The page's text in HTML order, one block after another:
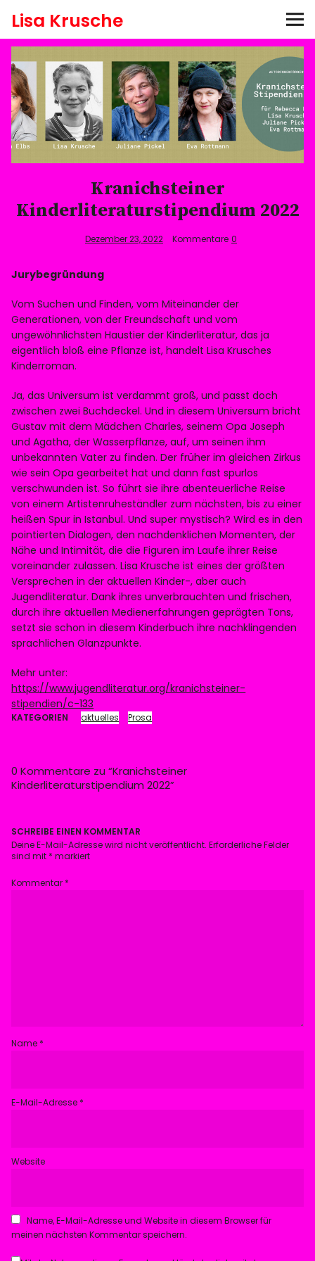
Lisa Krusche
Aktuelles
Hören
Termine
Pressefotos
Instagram
Imprint
Info
Kranichsteiner
Kinderliteraturstipendium 2022
Dezember 23, 2022 Kommentare 0
Jurybegründung
Vom Suchen und Finden, vom Miteinander der
Generationen, von der Freundschaft und vom
ungewöhnlichsten Haustier der Kinderliteratur, das ja
eigentlich bloß eine Pflanze ist, handelt Lisa Krusches
Kinderroman.
Ja, das Universum ist verdammt groß, und passt doch
zwischen zwei Buchdeckel. Und in diesem Universum bricht
Gustav mit dem Mädchen Charles, seinem Opa Joseph
und Agatha, der Wasserpflanze, auf, um seinen ihm
unbekannten Vater zu finden. Der früher im gleichen Zirkus
wie sein Opa gearbeitet hat und dann fast spurlos
verschwunden ist. So führt sie ihre abenteuerliche Reise
von einem Artistenruheständler zum nächsten, bis zu einer
heißen Spur in Istanbul. Und super mystisch? Wird es in den
pointierten Dialogen, den nachdenklichen Momenten, der
Nähe und Intimität, die die Figuren im Laufe ihrer Reise
voreinander zulassen. Lisa Krusche ist eines der größten
Versprechen in der aktuellen Kinder-, aber auch
Jugendliteratur. Dank ihres unverbrauchten und frischen,
durch ihre aktuellen Medienerfahrungen geprägten Tons,
setzt sie schon in diesem Kinderbuch ihre nachklingenden
sprachlichen Glanzpunkte.
Mehr unter:
https://www.jugendliteratur.org/kranichsteiner-
stipendien/c-133
KATEGORIEN aktuelles Prosa
0 Kommentare zu “Kranichsteiner
Kinderliteraturstipendium 2022”
SCHREIBE EINEN KOMMENTAR
Deine E-Mail-Adresse wird nicht veröffentlicht. Erforderliche Felder
sind mit * markiert
Kommentar *
Name *
E-Mail-Adresse *
Website
Name, E-Mail-Adresse und Website in diesem Browser für
meinen nächsten Kommentar speichern.